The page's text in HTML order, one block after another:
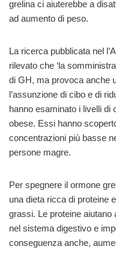
grelina ci aiuterebbe a
ad aumento di peso.
La ricerca pubblicata nel
rilevato che ‘la
di GH, ma provoca anche
l’assunzione di cibo e di
hanno esaminato i livelli di
obese. Essi hanno
concentrazioni più basse
persone magre.
Per spegnere il ormone
una dieta ricca di proteine
grassi. Le proteine ​​aiutano
nel sistema digestivo e
conseguenza anche,